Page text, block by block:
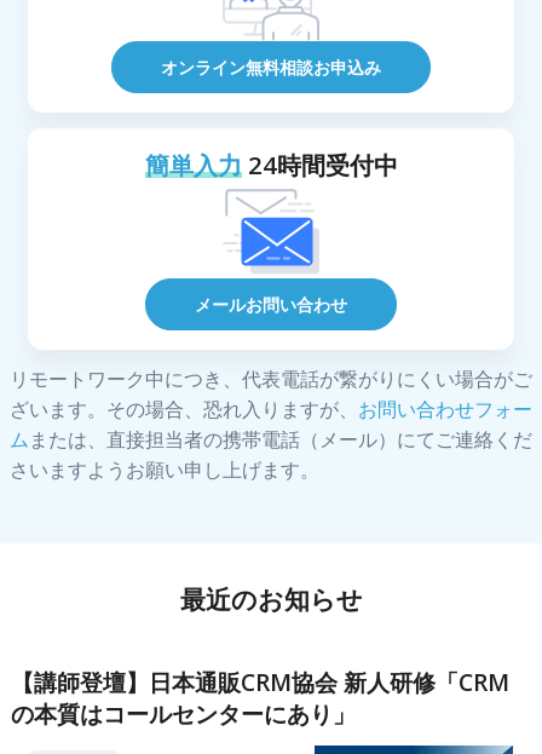
オンライン無料相談お申込み
簡単入力24時間受付中
メールお問い合わせ
リモートワーク中につき、代表電話が繋がりにくい場合がご
ざいます。その場合、恐れ入りますが、 お問い合わせフォー
ムまたは、直接担当者の携帯電話（メール）にてご連絡くだ
さいますようお願い申し上げます。
最近のお知らせ
【講師登壇】日本通販CRM協会 新人研修「CRM
の本質はコールセンターにあり」